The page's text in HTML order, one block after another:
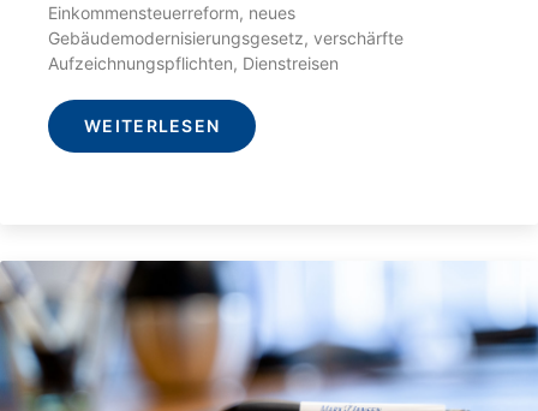
Einkommensteuerreform, neues
Gebäudemodernisierungsgesetz, verschärfte
Aufzeichnungspflichten, Dienstreisen
WEITERLESEN